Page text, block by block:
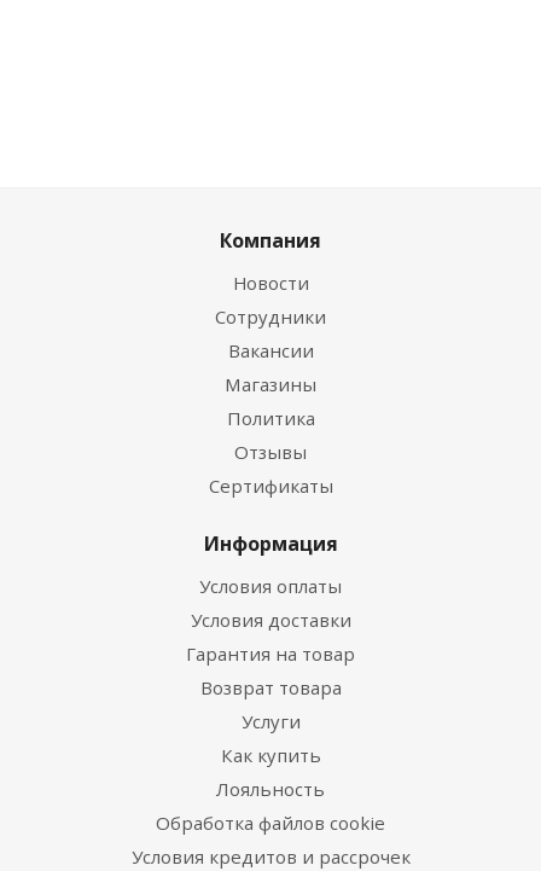
Компания
Новости
Сотрудники
Вакансии
Магазины
Политика
Отзывы
Сертификаты
Информация
Условия оплаты
Условия доставки
Гарантия на товар
Возврат товара
Услуги
Как купить
Лояльность
Обработка файлов cookie
Условия кредитов и рассрочек